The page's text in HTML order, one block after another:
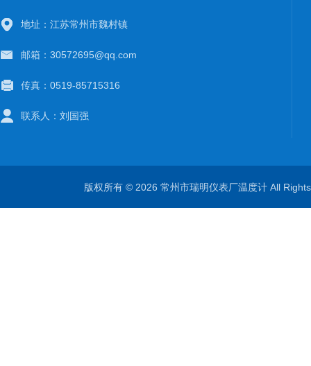
地址：江苏常州市魏村镇
邮箱：30572695@qq.com
传真：0519-85715316
联系人：刘国强
版权所有 © 2026 常州市瑞明仪表厂温度计 All